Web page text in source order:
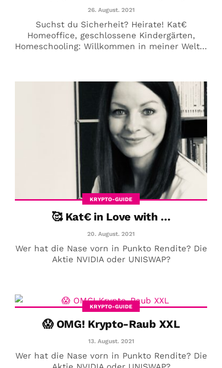
26. August. 2021
Suchst du Sicherheit? Heirate! Kat€
Homeoffice, geschlossene Kindergärten,
Homeschooling: Willkommen in meiner Welt...
KRYPTO-GUIDE
🥰 Kat€ in Love with …
20. August. 2021
Wer hat die Nase vorn in Punkto Rendite? Die
Aktie NVIDIA oder UNISWAP?
KRYPTO-GUIDE
😱 OMG! Krypto-Raub XXL
13. August. 2021
Wer hat die Nase vorn in Punkto Rendite? Die